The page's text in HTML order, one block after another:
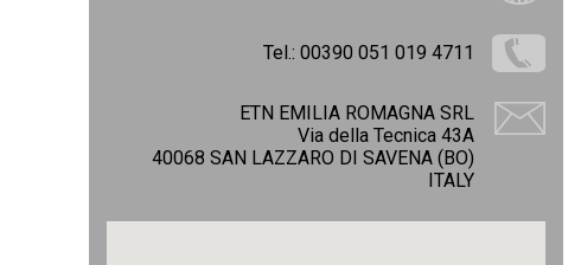
Tel.: 00390 051 019 4711
ETN EMILIA ROMAGNA SRL
Via della Tecnica 43A
40068 SAN LAZZARO DI SAVENA (BO)
ITALY